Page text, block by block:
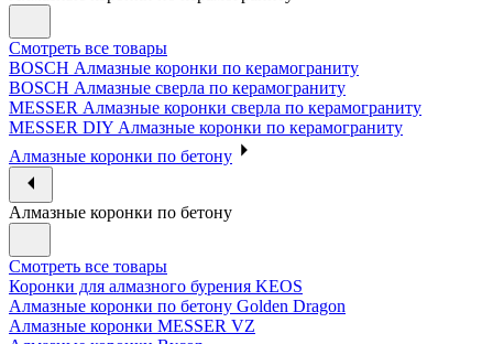
Смотреть все товары
BOSCH Алмазные коронки по керамограниту
BOSCH Алмазные сверла по керамограниту
MESSER Алмазные коронки сверла по керамограниту
MESSER DIY Алмазные коронки по керамограниту
Алмазные коронки по бетону
Алмазные коронки по бетону
Смотреть все товары
Коронки для алмазного бурения KEOS
Алмазные коронки по бетону Golden Dragon
Алмазные коронки MESSER VZ